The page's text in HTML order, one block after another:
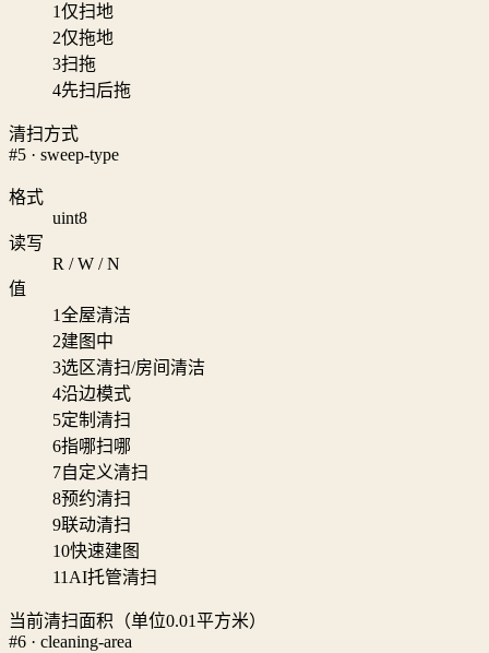
1仅扫地
2仅拖地
3扫拖
4先扫后拖
清扫方式
#5 · sweep-type
格式
uint8
读写
R / W / N
值
1全屋清洁
2建图中
3选区清扫/房间清洁
4沿边模式
5定制清扫
6指哪扫哪
7自定义清扫
8预约清扫
9联动清扫
10快速建图
11 AI托管清扫
当前清扫面积（单位0.01平方米）
#6 · cleaning-area